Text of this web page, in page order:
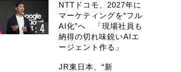
NTTドコモ、2027年に
マーケティングを“フル
AI化”へ 「現場社員も
納得の切れ味鋭いAIエ
ージェント作る」
JR東日本、“新